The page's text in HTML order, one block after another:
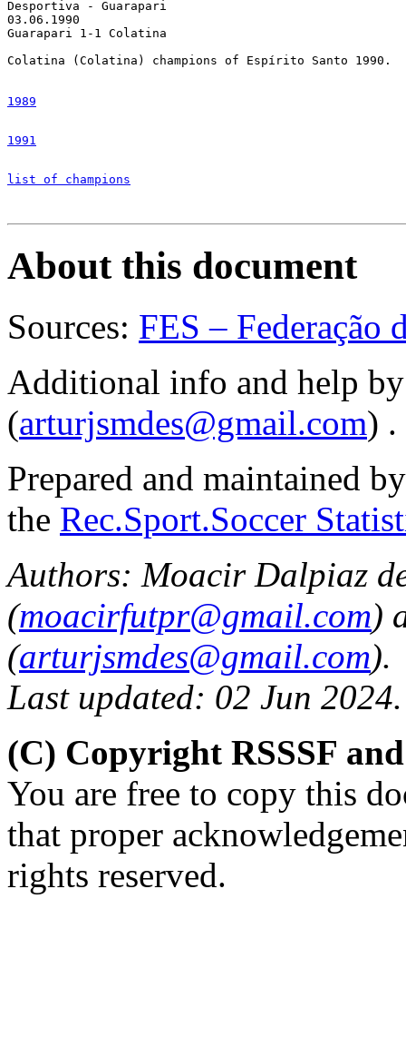
Desportiva - Guarapari
03.06.1990
Guarapari 1-1 Colatina
Colatina (Colatina) champions of Espírito Santo 1990.
1989
1991
list of champions
About this document
Sources: FES – Federação
Additional info and help
(arturjsmdes@gmail.com) .
Prepared and maintained
the Rec.Sport.Soccer
Authors: Moacir Dalpiaz
(moacirfutpr@gmail.com)
(arturjsmdes@gmail.com).
Last updated: 02 Jun 2024.
(C) Copyright RSSSF
You are free to copy this
that proper
rights reserved.